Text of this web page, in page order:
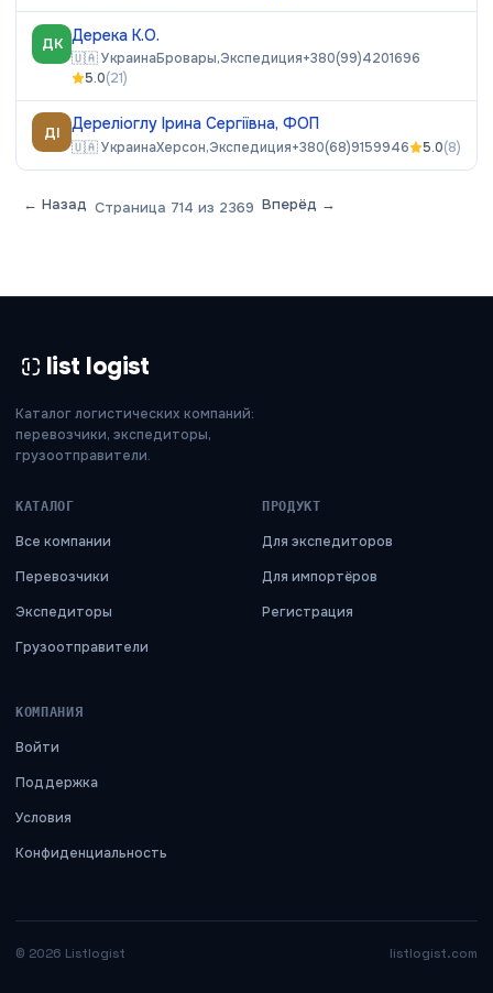
ДК Дерека К.О.
🇺🇦УкраинаБровары,Экспедиция+380(99)4201696
5.0(21)
ДІ Дереліоглу Ірина Сергіївна, ФОП
🇺🇦УкраинаХерсон,Экспедиция+380(68)9159946 5.0(8)
← Назад Страница 714 из 2369 Вперёд →
list logist
Каталог логистических компаний:
перевозчики, экспедиторы,
грузоотправители.
КАТАЛОГ
Все компании
Перевозчики
Экспедиторы
Грузоотправители
ПРОДУКТ
Для экспедиторов
Для импортёров
Регистрация
КОМПАНИЯ
Войти
Поддержка
Условия
Конфиденциальность
© 2026 Listlogist listlogist.com